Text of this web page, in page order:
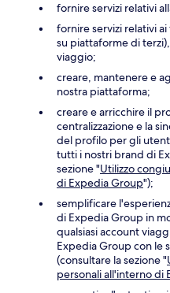
fornire servizi relativi
fornire servizi relativi
su piattaforme di
viaggio;
creare, mantenere e
nostra piattaforma;
creare e arricchire il
centralizzazione e la
del profilo per gli
tutti i nostri brand di
sezione "Utilizzo
di Expedia Group");
semplificare
di Expedia Group in
qualsiasi account
Expedia Group con le
(consultare la sezione "
personali all'interno di